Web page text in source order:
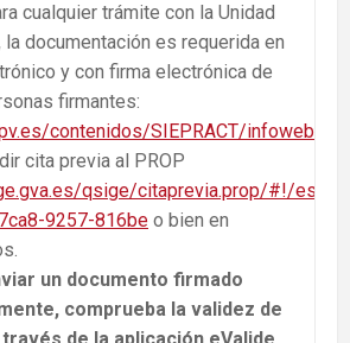
cualquier trámite con la Unidad
documentación es requerida en
y con firma electrónica de
firmantes:
contenidos/SIEPRACT/infoweb/
cita previa al PROP
qsige/citaprevia.prop/#!/es/
9257-816be o bien en
un documento firmado
comprueba la validez de